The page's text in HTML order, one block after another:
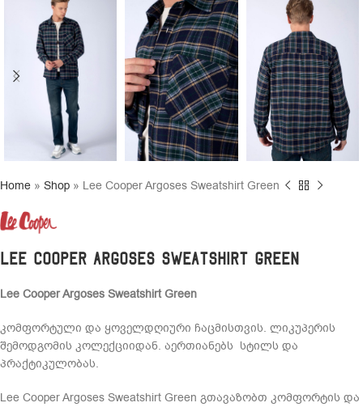
Home » Shop » Lee Cooper Argoses Sweatshirt Green
Lee Cooper Argoses Sweatshirt Green
Lee Cooper Argoses Sweatshirt Green
კომფორტული და ყოველდღიური ჩაცმისთვის. ლიკუპერის
შემოდგომის კოლექციიდან. აერთიანებს სტილს და
პრაქტიკულობას.
Lee Cooper Argoses Sweatshirt Green გთავაზობთ კომფორტის და